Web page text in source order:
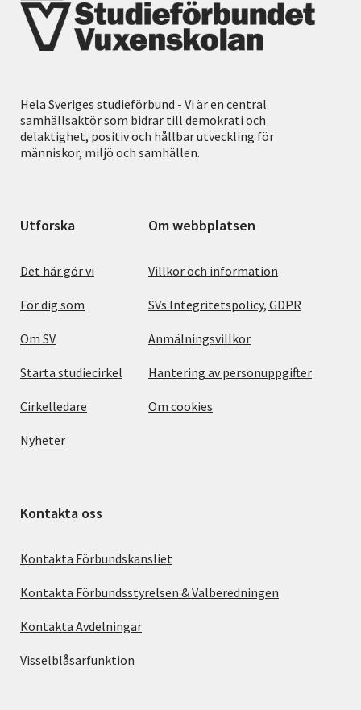
Hela Sveriges studieförbund - Vi är en central
samhällsaktör som bidrar till demokrati och
delaktighet, positiv och hållbar utveckling för
människor, miljö och samhällen.
Utforska
Det här gör vi
För dig som
Om SV
Starta studiecirkel
Cirkelledare
Nyheter
Om webbplatsen
Villkor och information
SVs Integritetspolicy, GDPR
Anmälningsvillkor
Hantering av personuppgifter
Om cookies
Kontakta oss
Kontakta Förbundskansliet
Kontakta Förbundsstyrelsen & Valberedningen
Kontakta Avdelningar
Visselblåsarfunktion